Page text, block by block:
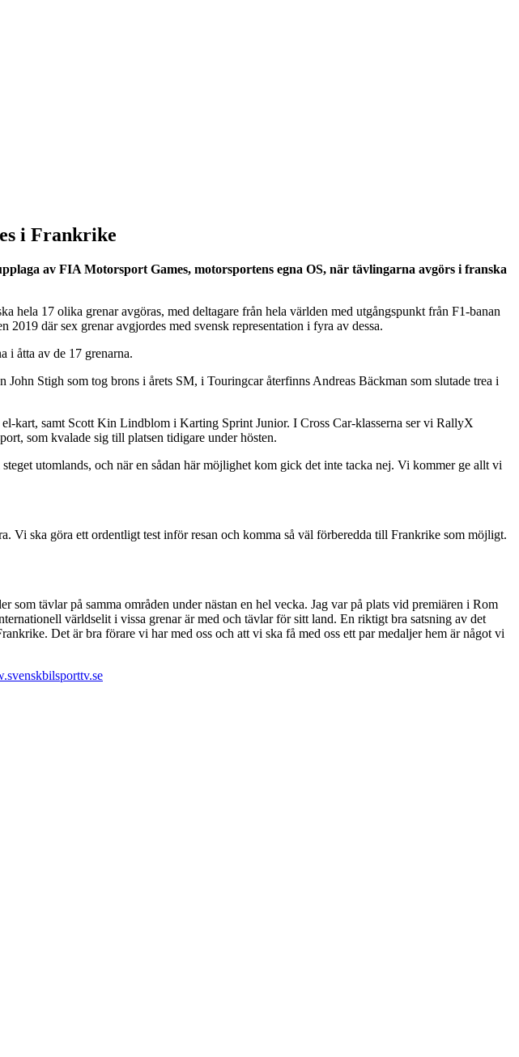
i Frankrike
av FIA Motorsport Games, motorsportens egna OS, när tävlingarna avgörs i franska
17 olika grenar avgöras, med deltagare från hela världen med utgångspunkt från F1-banan
där sex grenar avgjordes med svensk representation i fyra av dessa.
i åtta av de 17 grenarna.
Stigh som tog brons i årets SM, i Touringcar återfinns Andreas Bäckman som slutade trea i
kart, samt Scott Kin Lindblom i Karting Sprint Junior. I Cross Car-klasserna ser vi RallyX
som kvalade sig till platsen tidigare under hösten.
utomlands, och när en sådan här möjlighet kom gick det inte tacka nej. Vi kommer ge allt vi
ska göra ett ordentligt test inför resan och komma så väl förberedda till Frankrike som möjligt.
tävlar på samma områden under nästan en hel vecka. Jag var på plats vid premiären i Rom
världselit i vissa grenar är med och tävlar för sitt land. En riktigt bra satsning av det
Det är bra förare vi har med oss och att vi ska få med oss ett par medaljer hem är något vi